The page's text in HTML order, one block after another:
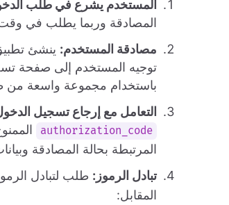
المستخدم يشرع في طلب
المصادقة وربما يطلب في
مصادقة المستخدم: ينشئ
توجيه المستخدم إلى صفحة
باستخدام مجموعة واسعة من
التعامل مع إرجاع تسجيل
authorization_code
المرتبطة بحالة المصادقة
تبادل الرموز: طلب لتبادل
المقابل: